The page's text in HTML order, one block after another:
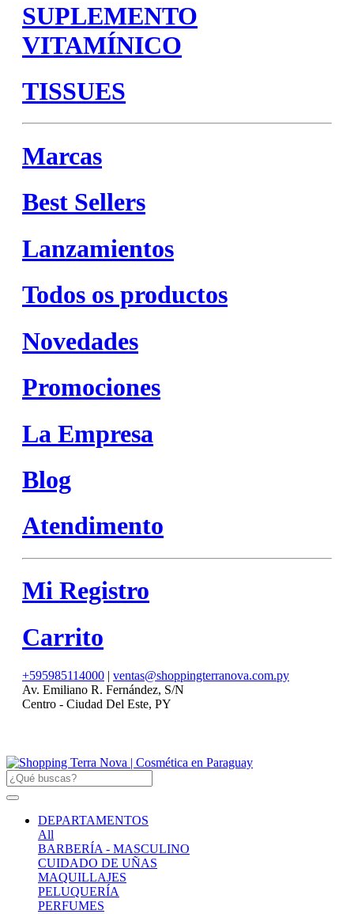
SUPLEMENTO
VITAMÍNICO
TISSUES
Marcas
Best Sellers
Lanzamientos
Todos os productos
Novedades
Promociones
La Empresa
Blog
Atendimento
Mi Registro
Carrito
+595985114000 | ventas@shoppingterranova.com.py
Av. Emiliano R. Fernández, S/N
Centro - Ciudad Del Este, PY
DEPARTAMENTOS
All
BARBERÍA - MASCULINO
CUIDADO DE UÑAS
MAQUILLAJES
PELUQUERÍA
PERFUMES